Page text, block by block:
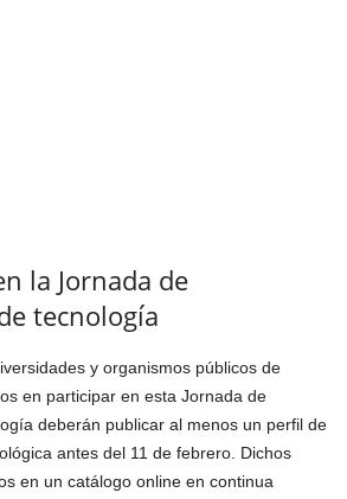
la Jornada de
tecnología
y organismos públicos de
en participar en esta Jornada de
deberán publicar al menos un perfil de
antes del 11 de febrero. Dichos
en un catálogo online en continua